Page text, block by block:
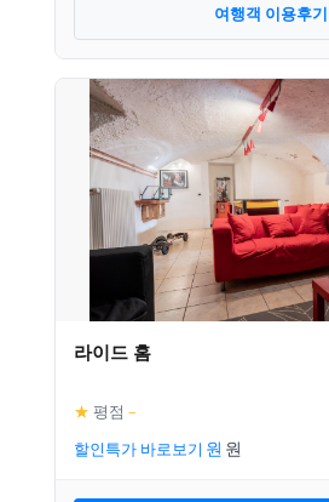
여행객 이용후기
라이드 홈
★ 평점 –
할인특가 바로보기